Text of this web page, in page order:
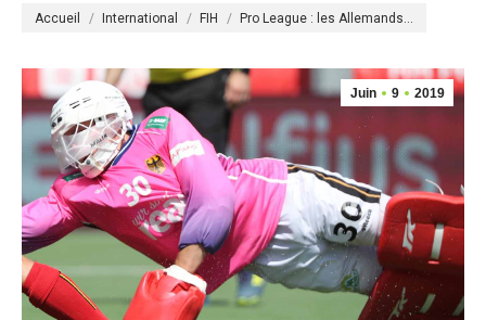
Accueil International FIH Pro League : les Allemands…
Juin 9 2019